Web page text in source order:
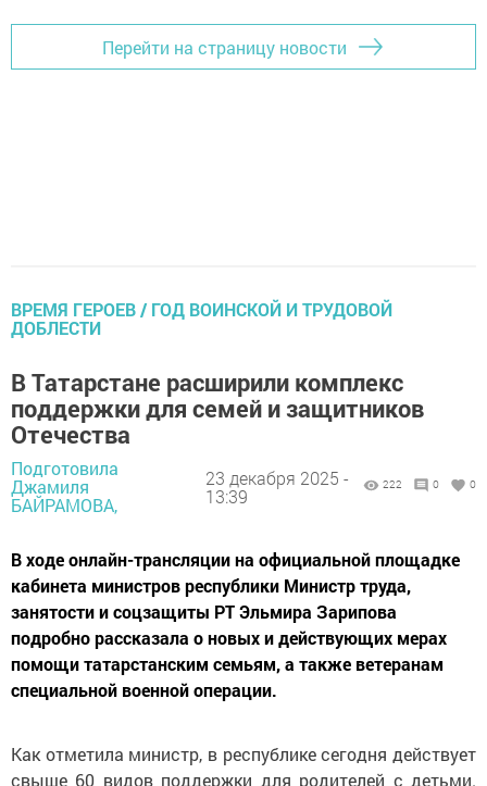
Перейти на страницу новости
ВРЕМЯ ГЕРОЕВ / ГОД ВОИНСКОЙ И ТРУДОВОЙ
ДОБЛЕСТИ
В Татарстане расширили комплекс
поддержки для семей и защитников
Отечества
Подготовила
Джамиля
БАЙРАМОВА,
23 декабря 2025 -
13:39
222 0 0
В ходе онлайн-трансляции на официальной площадке
кабинета министров республики Министр труда,
занятости и соцзащиты РТ Эльмира Зарипова
подробно рассказала о новых и действующих мерах
помощи татарстанским семьям, а также ветеранам
специальной военной операции.
Как отметила министр, в республике сегодня действует
свыше 60 видов поддержки для родителей с детьми.